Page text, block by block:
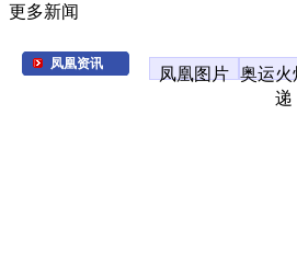
更多新闻
凤凰资讯
凤凰图片 奥运火
递